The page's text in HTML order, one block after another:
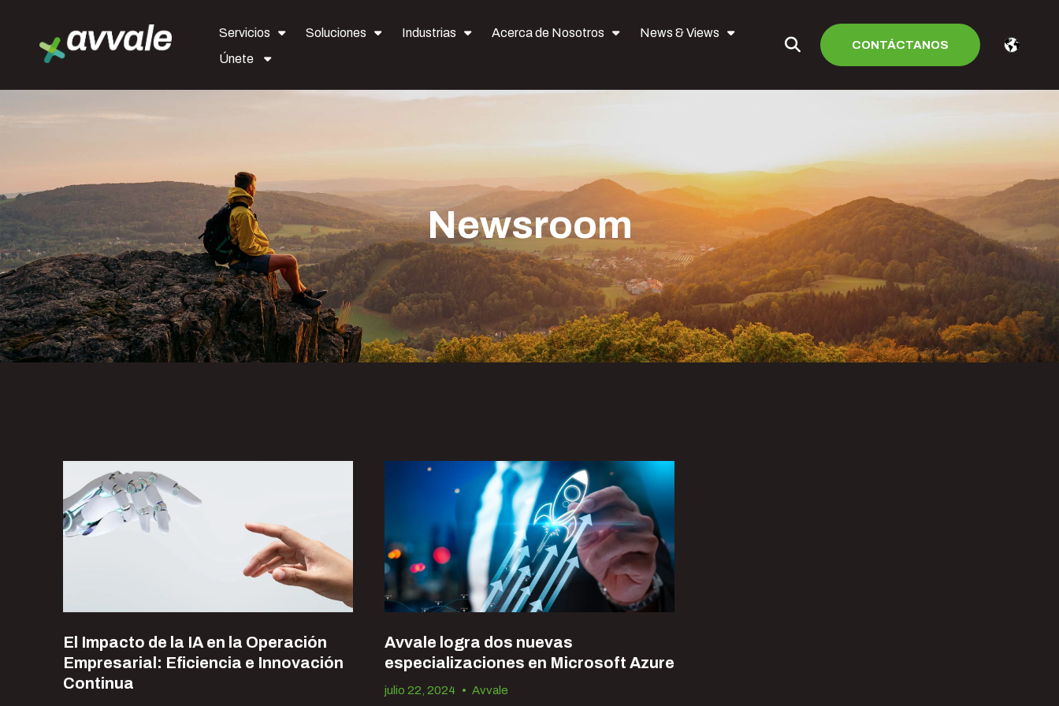
Servicios Soluciones Industrias Acerca de Nosotros
News & Views
Únete
CONTÁCTANOS
Newsroom
El Impacto de la IA en la Operación
Empresarial: Eficiencia e Innovación
Continua
Avvale logra dos nuevas
especializaciones en Microsoft Azure
julio 22, 2024 • Avvale